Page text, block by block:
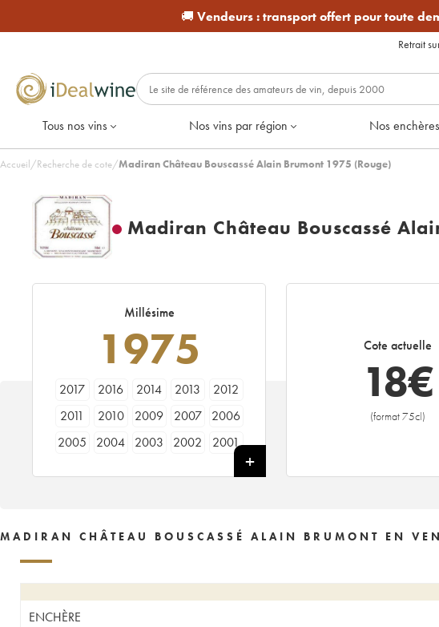
🚚 Vendeurs :transport offert pour toute
Retrait
Tous nos vins Nos vins par région Nos enchères
Accueil/Recherche de cote/Madiran Château Bouscassé Alain Brumont 1975 (Rouge)
Madiran Château Bouscassé
Millésime
1975
2017 2016 2014 2013
2012
2011
2010 2009 2007
2006
2005
2004 2003 2002
2001
Cote actuelle
18€
(format 75cl)
MADIRAN CHÂTEAU BOUSCASSÉ ALAIN BRUMONT EN
ENCHÈRE